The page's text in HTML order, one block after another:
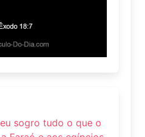
sogro tudo o que o